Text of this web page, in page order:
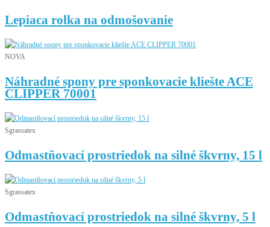
Lepiaca rolka na odmošovanie
NOVA
Náhradné spony pre sponkovacie kliešte ACE
CLIPPER 70001
Sgrassatex
Odmastňovací prostriedok na silné škvrny, 15 l
Sgrassatex
Odmastňovací prostriedok na silné škvrny, 5 l